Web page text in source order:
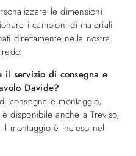
le dimensioni
i campioni di materiali
direttamente nella nostra
il servizio di consegna e
Davide?
consegna e montaggio,
disponibile anche a Treviso,
montaggio è incluso nel